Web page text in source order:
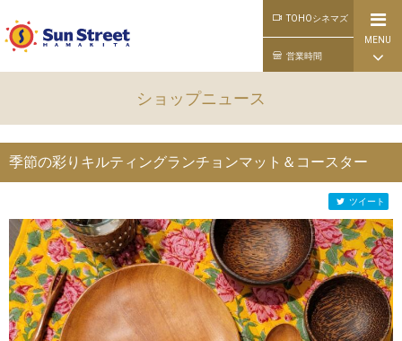
TOHOシネマズ
営業時間
MENU
公式ライン
ショップニュース
季節の彩りキルティングランチョンマット＆コースター
ツイート